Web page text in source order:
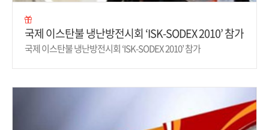
국제 이스탄불 냉난방전시회 ‘ISK-SODEX 2010’ 참가
국제 이스탄불 냉난방전시회 ‘ISK-SODEX 2010’ 참가